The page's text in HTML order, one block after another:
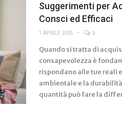
Suggerimenti per
Consci ed Efficaci
1 APRILE 2025 0
Quando si tratta di
consapevolezza è
rispondano alle tue reali
ambientale e la
quantità può fare la